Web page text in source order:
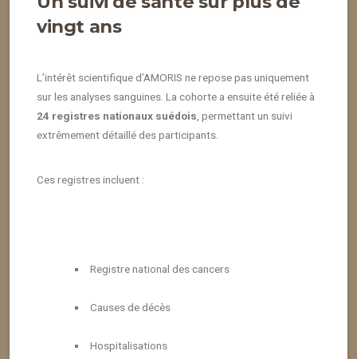
vingt ans
L’intérêt scientifique d’AMORIS ne repose pas uniquement
sur les analyses sanguines. La cohorte a ensuite été reliée à
24 registres nationaux suédois , permettant un suivi
extrêmement détaillé des participants.
Ces registres incluent :
Registre national des cancers
Causes de décès
Hospitalisations